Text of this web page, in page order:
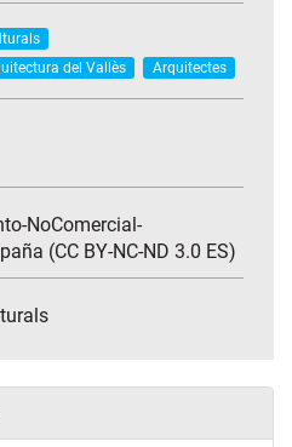
del Vallès
Arquitectes
NoComercial-
(CC BY-NC-ND 3.0 ES)